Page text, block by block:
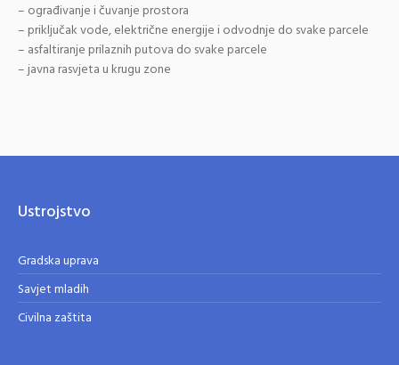
– ograđivanje i čuvanje prostora
– priključak vode, električne energije i odvodnje do svake parcele
– asfaltiranje prilaznih putova do svake parcele
– javna rasvjeta u krugu zone
Ustrojstvo
Gradska uprava
Savjet mladih
Civilna zaštita